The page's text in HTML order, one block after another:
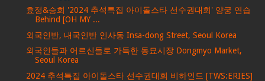
효정&승희 '2024 추석특집 아이돌스타 선수권대회' 양궁 연습
Behind [OH MY ...
외국인반, 내국인반 인사동 Insa-dong Street, Seoul Korea
외국인들과 어르신들로 가득한 동묘시장 Dongmyo Market,
Seoul Korea
2024 추석특집 아이돌스타 선수권대회 비하인드 [TWS:ERIES]